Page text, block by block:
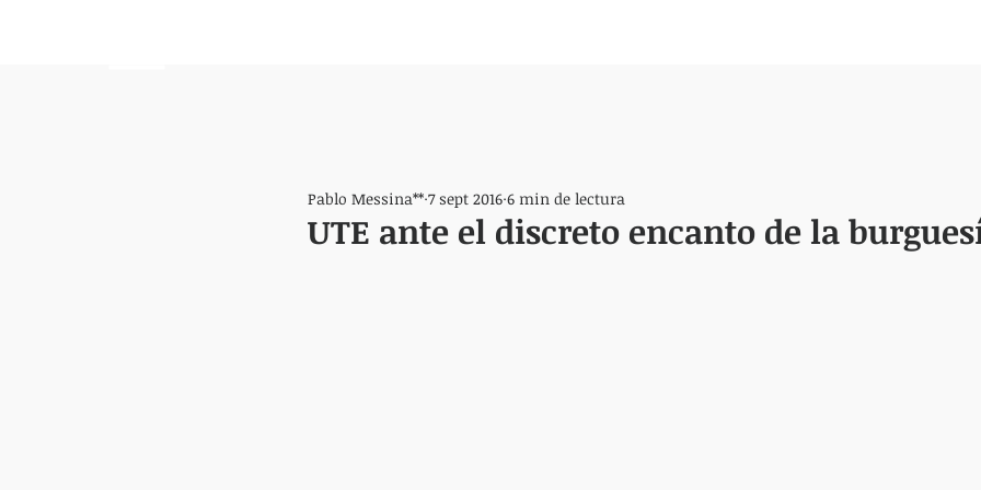
UTE ante el discreto encanto de la
Pablo Messina** 7 sept 2016 6 min de lectura